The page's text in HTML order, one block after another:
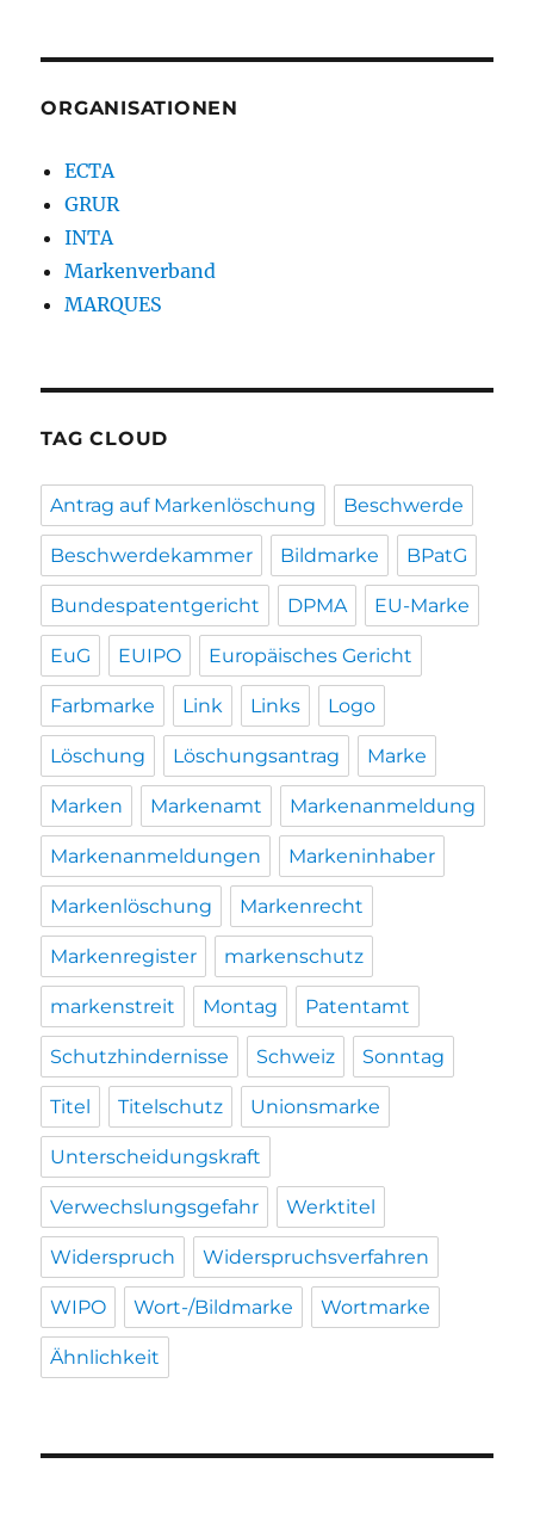
ORGANISATIONEN
ECTA
GRUR
INTA
Markenverband
MARQUES
TAG CLOUD
Antrag auf Markenlöschung Beschwerde
Beschwerdekammer Bildmarke BPatG
Bundespatentgericht DPMA EU-Marke
EuG EUIPO Europäisches Gericht
Farbmarke Link Links Logo
Löschung Löschungsantrag Marke
Marken Markenamt Markenanmeldung
Markenanmeldungen Markeninhaber
Markenlöschung Markenrecht
Markenregister markenschutz
markenstreit Montag Patentamt
Schutzhindernisse Schweiz Sonntag
Titel Titelschutz Unionsmarke
Unterscheidungskraft
Verwechslungsgefahr Werktitel
Widerspruch Widerspruchsverfahren
WIPO Wort-/Bildmarke Wortmarke
Ähnlichkeit